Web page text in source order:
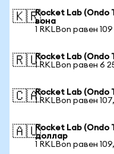
🇰🇷Rocket Lab (Ondo
вона
1 RKLBon равен
🇷🇺Rocket Lab (Ondo
1 RKLBon равен 6
🇨🇦Rocket Lab (Ondo
1 RKLBon равен
🇦🇺Rocket Lab (Ondo
доллар
1 RKLBon равен